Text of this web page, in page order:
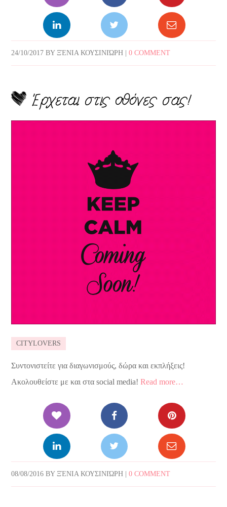
24/10/2017 BYΞΈΝΙΑ ΚΟΥΣΙΝΙΏΡΗ |0 COMMENT
Έρχεται στις οθόνες σας!
CITYLOVERS
Συντονιστείτε για διαγωνισμούς, δώρα και εκπλήξεις!
Ακολουθείστε με και στα social media!Read more…
08/08/2016 BYΞΈΝΙΑ ΚΟΥΣΙΝΙΏΡΗ |0 COMMENT